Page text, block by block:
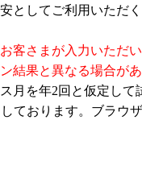
としてご利用いただ
客さまが入力いただ
結果と異なる場合があ
月を年2回と仮定して
ております。ブラウ